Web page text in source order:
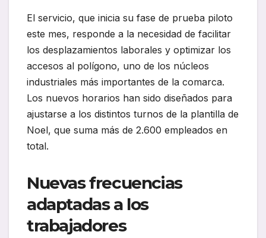
El servicio, que inicia su fase de prueba piloto
este mes, responde a la necesidad de facilitar
los desplazamientos laborales y optimizar los
accesos al polígono, uno de los núcleos
industriales más importantes de la comarca.
Los nuevos horarios han sido diseñados para
ajustarse a los distintos turnos de la plantilla de
Noel, que suma más de 2.600 empleados en
total.
Nuevas frecuencias
adaptadas a los
trabajadores